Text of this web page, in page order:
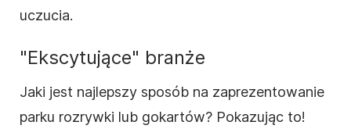
uczucia.
"Ekscytujące" branże
Jaki jest najlepszy sposób na zaprezentowanie
parku rozrywki lub gokartów? Pokazując to!